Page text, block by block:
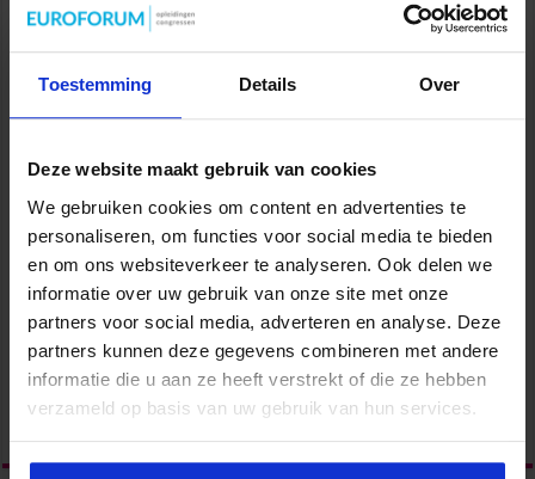
Toestemming Details Over
Deze website maakt gebruik van cookies
We gebruiken cookies om content en advertenties te
personaliseren, om functies voor social media te bieden
en om ons websiteverkeer te analyseren. Ook delen we
informatie over uw gebruik van onze site met onze
partners voor social media, adverteren en analyse. Deze
partners kunnen deze gegevens combineren met andere
informatie die u aan ze heeft verstrekt of die ze hebben
verzameld op basis van uw gebruik van hun services.